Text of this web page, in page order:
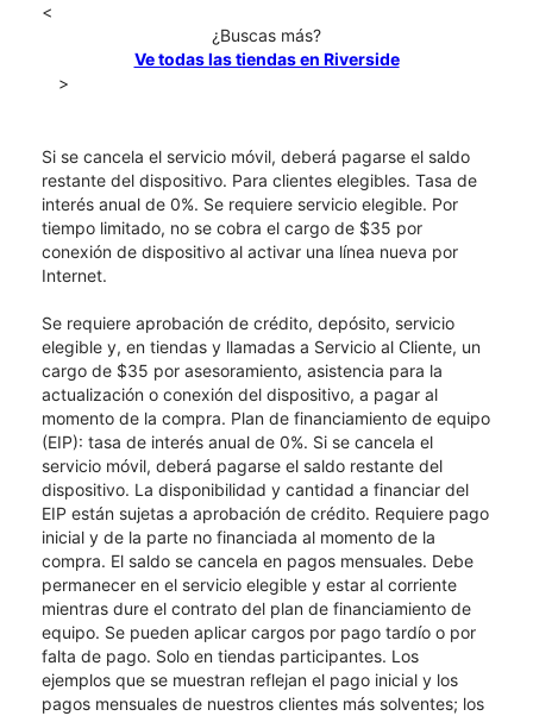
<
¿Buscas más?
Ve todas las tiendas en Riverside
>
Si se cancela el servicio móvil, deberá pagarse el saldo
restante del dispositivo. Para clientes elegibles. Tasa de
interés anual de 0%. Se requiere servicio elegible. Por
tiempo limitado, no se cobra el cargo de $35 por
conexión de dispositivo al activar una línea nueva por
Internet.
Se requiere aprobación de crédito, depósito, servicio
elegible y, en tiendas y llamadas a Servicio al Cliente, un
cargo de $35 por asesoramiento, asistencia para la
actualización o conexión del dispositivo, a pagar al
momento de la compra. Plan de financiamiento de equipo
(EIP): tasa de interés anual de 0%. Si se cancela el
servicio móvil, deberá pagarse el saldo restante del
dispositivo. La disponibilidad y cantidad a financiar del
EIP están sujetas a aprobación de crédito. Requiere pago
inicial y de la parte no financiada al momento de la
compra. El saldo se cancela en pagos mensuales. Debe
permanecer en el servicio elegible y estar al corriente
mientras dure el contrato del plan de financiamiento de
equipo. Se pueden aplicar cargos por pago tardío o por
falta de pago. Solo en tiendas participantes. Los
ejemplos que se muestran reflejan el pago inicial y los
pagos mensuales de nuestros clientes más solventes; los